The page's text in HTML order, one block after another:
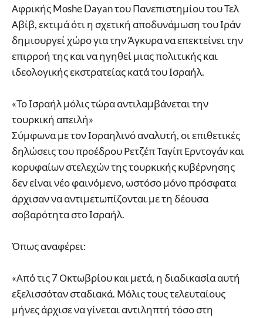
Αφρικής Moshe Dayan του Πανεπιστημίου του Τελ
Αβίβ, εκτιμά ότι η σχετική αποδυνάμωση του Ιράν
δημιουργεί χώρο για την Άγκυρα να επεκτείνει την
επιρροή της και να ηγηθεί μιας πολιτικής και
ιδεολογικής εκστρατείας κατά του Ισραήλ.
«Το Ισραήλ μόλις τώρα αντιλαμβάνεται την
τουρκική απειλή»
Σύμφωνα με τον Ισραηλινό αναλυτή, οι επιθετικές
δηλώσεις του προέδρου Ρετζέπ Ταγίπ Ερντογάν και
κορυφαίων στελεχών της τουρκικής κυβέρνησης
δεν είναι νέο φαινόμενο, ωστόσο μόνο πρόσφατα
άρχισαν να αντιμετωπίζονται με τη δέουσα
σοβαρότητα στο Ισραήλ.
Όπως αναφέρει:
«Από τις 7 Οκτωβρίου και μετά, η διαδικασία αυτή
εξελισσόταν σταδιακά. Μόλις τους τελευταίους
μήνες άρχισε να γίνεται αντιληπτή τόσο στη